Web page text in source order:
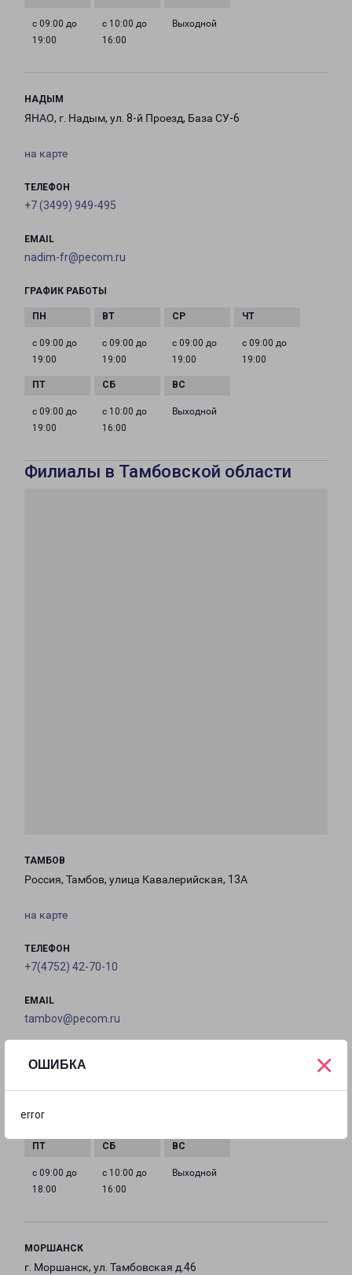
ОШИБКА
error
×
с 09:00 до
19:00
с 10:00 до
16:00
Выходной
НАДЫМ
ЯНАО, г. Надым, ул. 8-й Проезд, База СУ-6
на карте
ТЕЛЕФОН
+7 (3499) 949-495
EMAIL
nadim-fr@pecom.ru
ГРАФИК РАБОТЫ
с 09:00 до
19:00
с 09:00 до
19:00
с 09:00 до
19:00
с 09:00 до
19:00
с 09:00 до
19:00
с 10:00 до
16:00
Выходной
Филиалы в Тамбовской области
ТАМБОВ
Россия, Тамбов, улица Кавалерийская, 13А
на карте
ТЕЛЕФОН
+7(4752) 42-70-10
EMAIL
tambov@pecom.ru
18:00
с 09:00 до
18:00
с 10:00 до
16:00
Выходной
МОРШАНСК
г. Моршанск, ул. Тамбовская д.46